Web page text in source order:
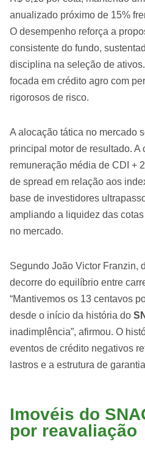
anualizado próximo de 15%
O desempenho reforça a
consistente do fundo,
disciplina na seleção de
focada em crédito agro com
rigorosos de risco.
A alocação tática no mercado
principal motor de resultado. A
remuneração média de CDI +
de spread em relação aos
base de investidores
ampliando a liquidez das
no mercado.
Segundo João Victor Franzin,
decorre do equilíbrio entre
“Mantivemos os 13 centavos
desde o início da história do
inadimplência”, afirmou. O
eventos de crédito negativos
lastros e a estrutura de
Imovéis do
por reavaliação